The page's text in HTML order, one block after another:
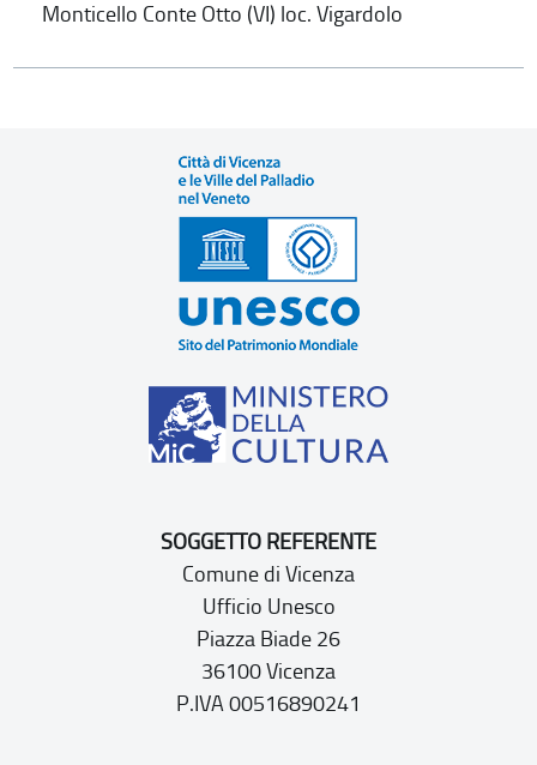
Monticello Conte Otto (VI) loc. Vigardolo
SOGGETTO REFERENTE
Comune di Vicenza
Ufficio Unesco
Piazza Biade 26
36100 Vicenza
P.IVA 00516890241